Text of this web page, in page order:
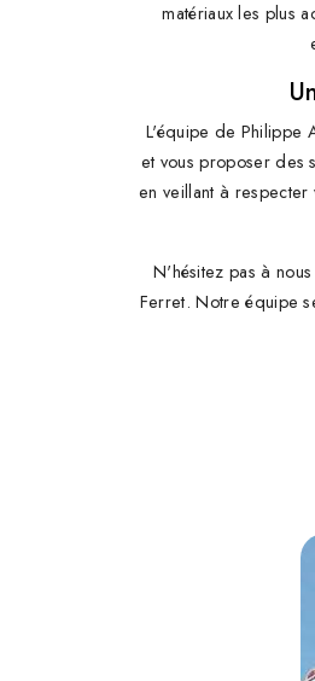
matériaux les plus
L'équipe de Philippe
et vous proposer des
en veillant à
N'hésitez pas à
Ferret. Notre équipe